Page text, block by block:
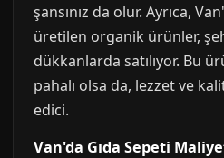
şansınız da olur. Ayrıca,
üretilen organik ürünler,
dükkanlarda satılıyor. Bu
pahalı olsa da, lezzet ve
edici.
Van'da Gıda Sepeti